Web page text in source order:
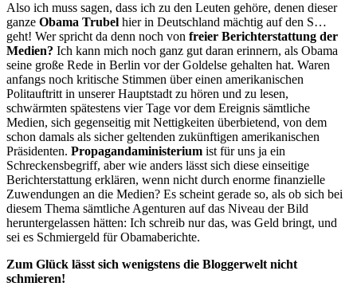
Also ich muss sagen, dass ich zu den Leuten gehöre, denen dieser
ganze Obama Trubel hier in Deutschland mächtig auf den S…
geht! Wer spricht da denn noch von freier Berichterstattung der
Medien? Ich kann mich noch ganz gut daran erinnern, als Obama
seine große Rede in Berlin vor der Goldelse gehalten hat. Waren
anfangs noch kritische Stimmen über einen amerikanischen
Politauftritt in unserer Hauptstadt zu hören und zu lesen,
schwärmten spätestens vier Tage vor dem Ereignis sämtliche
Medien, sich gegenseitig mit Nettigkeiten überbietend, von dem
schon damals als sicher geltenden zukünftigen amerikanischen
Präsidenten. Propagandaministerium ist für uns ja ein
Schreckensbegriff, aber wie anders lässt sich diese einseitige
Berichterstattung erklären, wenn nicht durch enorme finanzielle
Zuwendungen an die Medien? Es scheint gerade so, als ob sich bei
diesem Thema sämtliche Agenturen auf das Niveau der Bild
heruntergelassen hätten: Ich schreib nur das, was Geld bringt, und
sei es Schmiergeld für Obamaberichte.
Zum Glück lässt sich wenigstens die Bloggerwelt nicht
schmieren!